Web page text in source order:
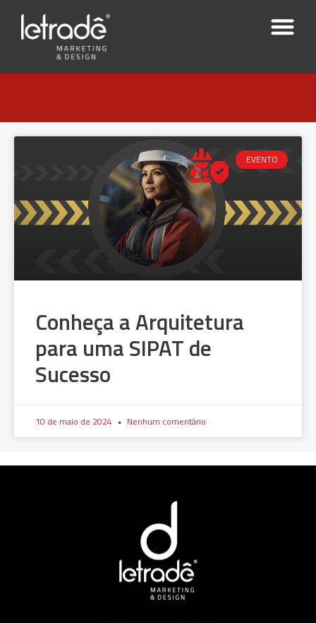
EVENTO
Conheça a Arquitetura
para uma SIPAT de
Sucesso
10 de maio de 2024 Nenhum comentário